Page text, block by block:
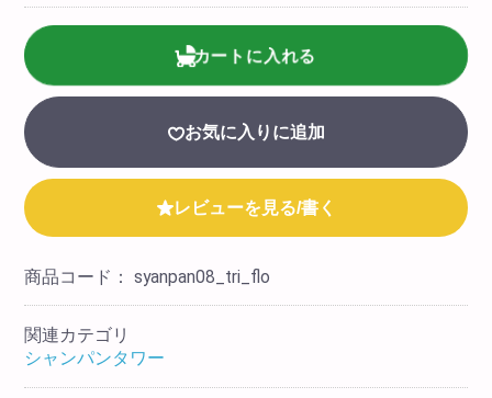
カートに入れる
お気に入りに追加
レビューを見る/書く
商品コード：syanpan08_tri_flo
関連カテゴリ
シャンパンタワー